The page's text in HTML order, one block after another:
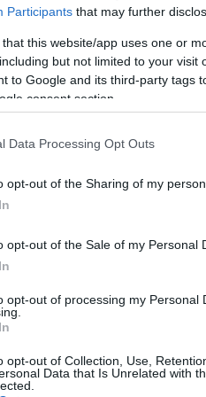
Participants that may further
that this website/app uses one or
but not limited to your
to Google and its third-party tags
consent section.
Data Processing Opt Outs
opt-out of the Sharing of my
opt-out of the Sale of my Personal
opt-out of processing my Personal
opt-out of Collection, Use,
Data that Is Unrelated with
és panzióként
hogy az egész
dekorációjában, valamint a
alapító ülésen csaknem
105 település
térségfejlesztési
geoparkok
a változatos geológiai
értékekben,
bevonhatók.